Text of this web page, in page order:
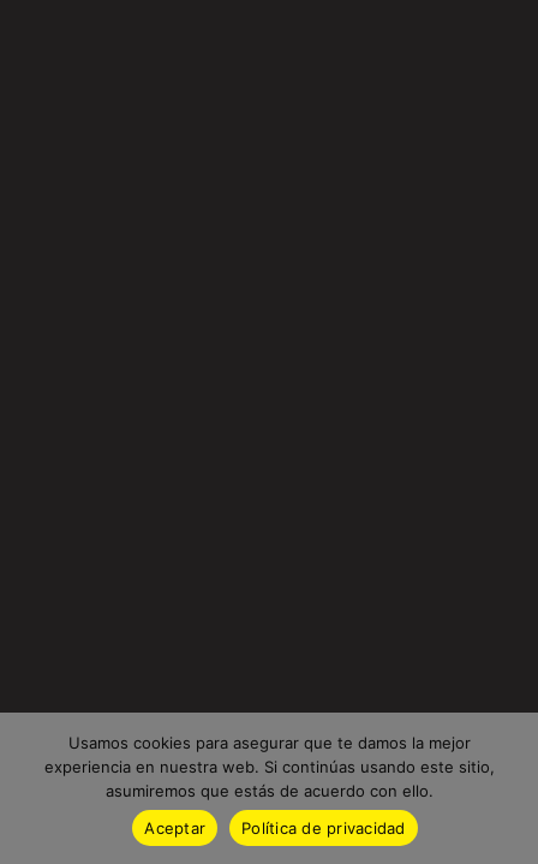
Usamos cookies para asegurar que te damos la mejor
experiencia en nuestra web. Si continúas usando este sitio,
asumiremos que estás de acuerdo con ello.
Aceptar
Política de privacidad